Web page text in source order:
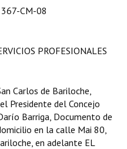
367-CM-08
PROFESIONALES
Carlos de Bariloche,
Presidente del Concejo
Barriga, Documento de
en la calle Mai 80,
en adelante EL